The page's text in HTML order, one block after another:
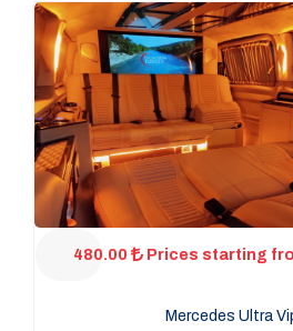
480.00 Prices starting
Mercedes Ultra